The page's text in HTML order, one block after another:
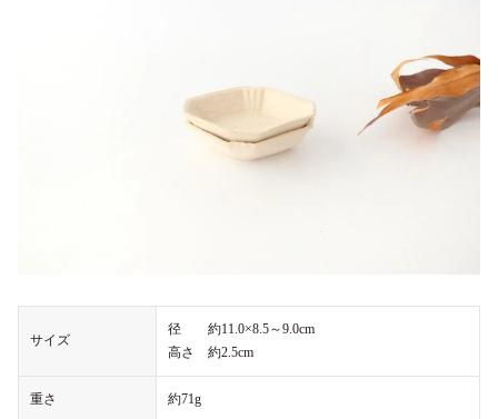
サイズ
径 約11.0×8.5～9.0cm
高さ 約2.5cm
重さ 約71g